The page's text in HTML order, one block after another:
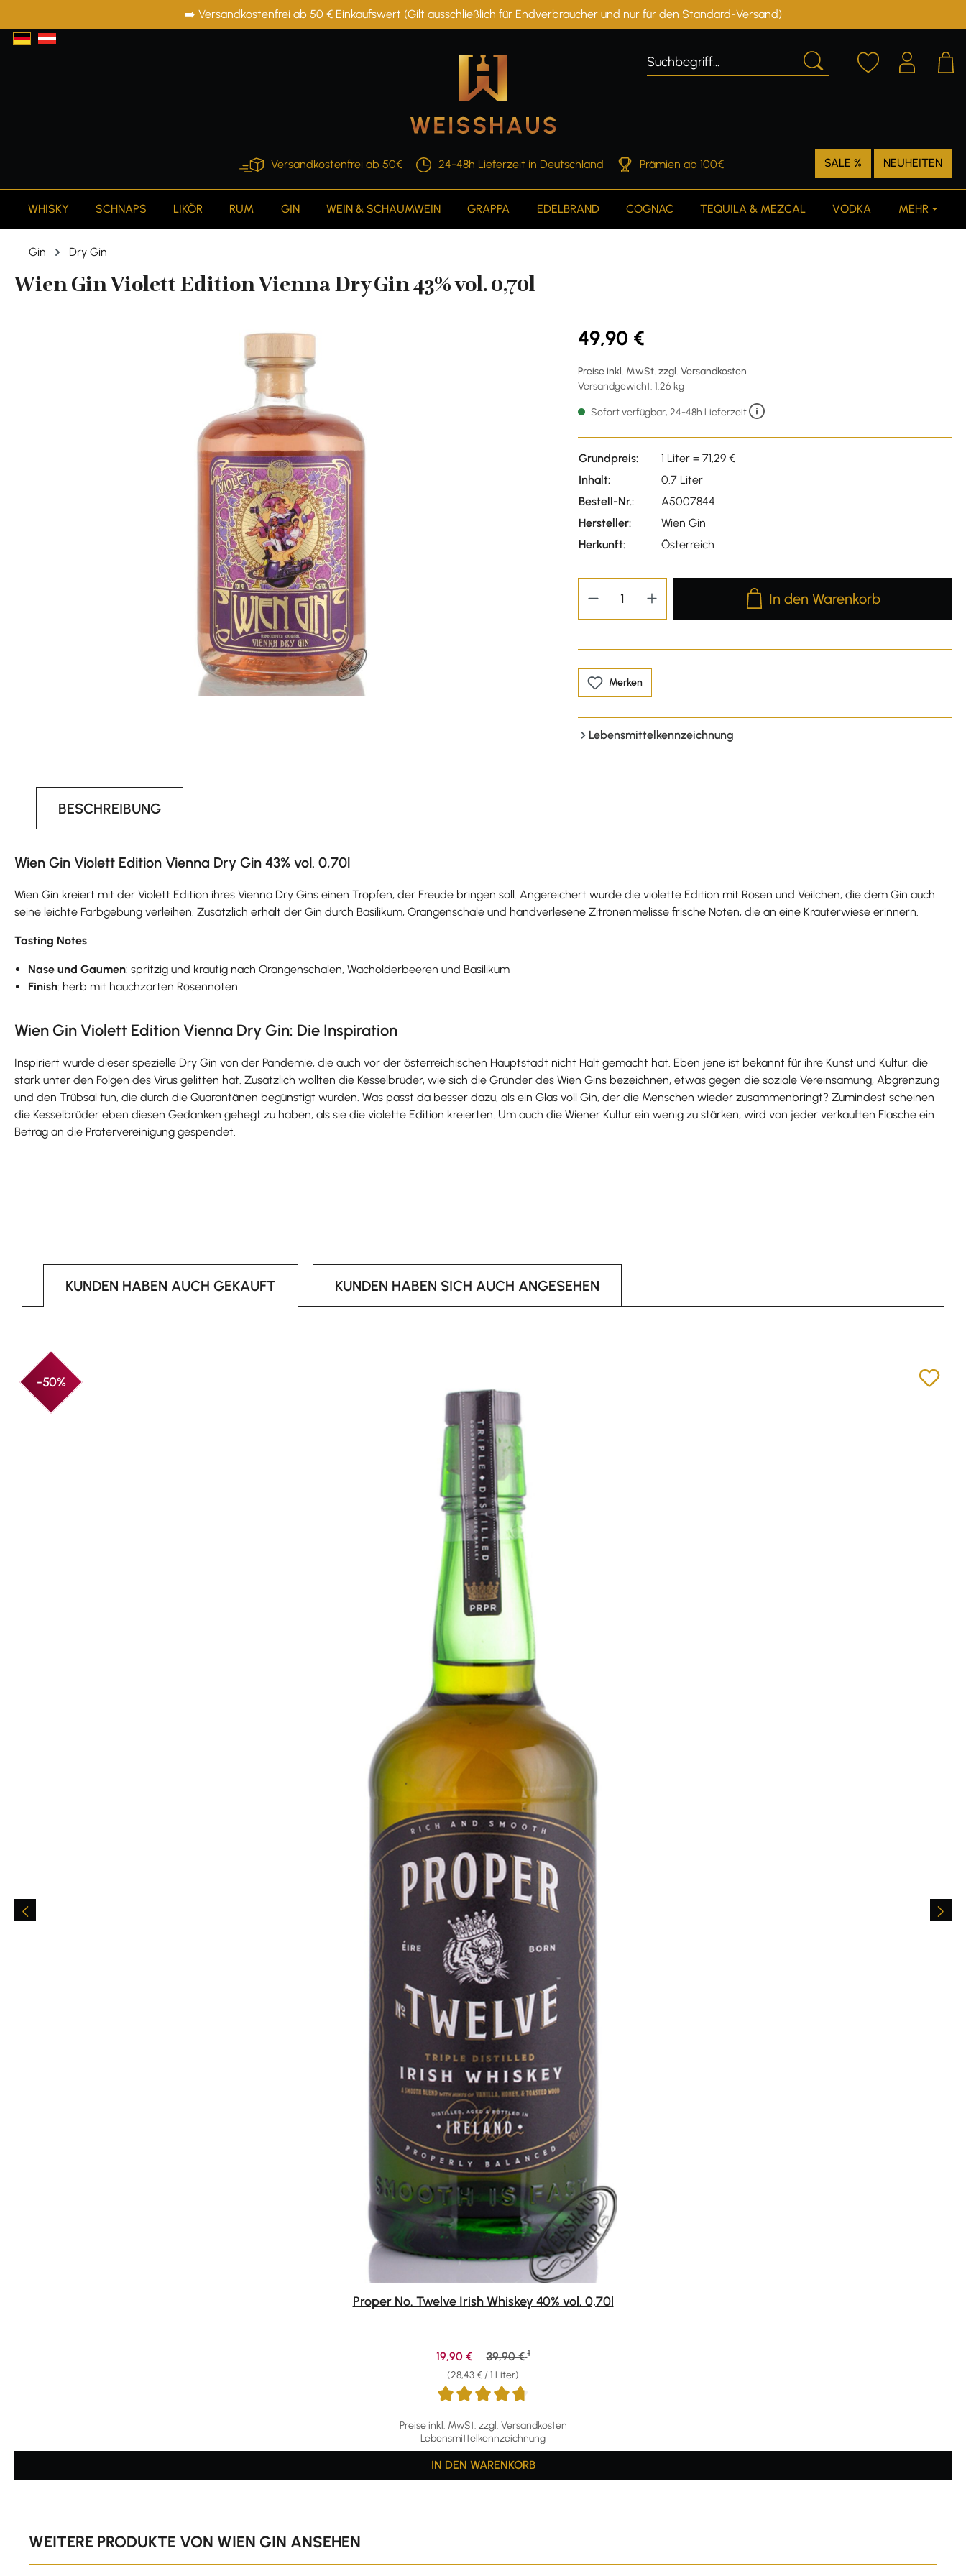
Zur Hauptnavigation springen➡️ Versandkostenfrei ab 50 € Einkaufswert (Gilt ausschließlich für Endverbraucher und nur für den Standard-Versand)
Versandkostenfrei ab 50€ 24-48h Lieferzeit in Deutschland Prämien ab 100€ SALE % NEUHEITEN
WHISKY SCHNAPS LIKÖR RUM GIN WEIN & SCHAUMWEIN GRAPPA EDELBRAND COGNAC TEQUILA & MEZCAL VODKA MEHR
Gin Dry Gin
Wien Gin Violett Edition Vienna Dry Gin 43% vol. 0,70l
49,90 €
Preise inkl. MwSt. zzgl. Versandkosten
Versandgewicht: 1.26 kg
Sofort verfügbar, 24-48h Lieferzeit
Grundpreis:
1 Liter = 71,29 €
Inhalt:
0.7 Liter
Bestell-Nr.:
A5007844
Hersteller:
Wien Gin
Herkunft:
Österreich
Produkt Anzahl: Gib den
In den Warenkorb
Merken
Lebensmittelkennzeichnung
BESCHREIBUNG
Wien Gin Violett Edition Vienna Dry Gin 43% vol. 0,70l
Wien Gin kreiert mit der Violett Edition ihres Vienna Dry Gins einen Tropfen, der Freude bringen soll. Angereichert wurde die violette Edition mit Rosen und Veilchen, die dem Gin auch
seine leichte Farbgebung verleihen. Zusätzlich erhält der Gin durch Basilikum, Orangenschale und handverlesene Zitronenmelisse frische Noten, die an eine Kräuterwiese erinnern.
Tasting Notes
Nase und Gaumen: spritzig und krautig nach Orangenschalen, Wacholderbeeren und Basilikum
Finish: herb mit hauchzarten Rosennoten
Wien Gin Violett Edition Vienna Dry Gin: Die Inspiration
Inspiriert wurde dieser spezielle Dry Gin von der Pandemie, die auch vor der österreichischen Hauptstadt nicht Halt gemacht hat. Eben jene ist bekannt für ihre Kunst und Kultur, die
stark unter den Folgen des Virus gelitten hat. Zusätzlich wollten die Kesselbrüder, wie sich die Gründer des Wien Gins bezeichnen, etwas gegen die soziale Vereinsamung, Abgrenzung
und den Trübsal tun, die durch die Quarantänen begünstigt wurden. Was passt da besser dazu, als ein Glas voll Gin, der die Menschen wieder zusammenbringt? Zumindest scheinen
die Kesselbrüder eben diesen Gedanken gehegt zu haben, als sie die violette Edition kreierten. Um auch die Wiener Kultur ein wenig zu stärken, wird von jeder verkauften Flasche ein
Betrag an die Pratervereinigung gespendet.
KUNDEN HABEN AUCH GEKAUFT KUNDEN HABEN SICH AUCH ANGESEHEN
-50%
Proper No. Twelve Irish Whiskey 40% vol. 0,70l
Preise inkl. MwSt. zzgl. Versandkosten
Lebensmittelkennzeichnung
(28,43 € / 1 Liter)
Verkaufspreis:
19,90 € Regulärer Preis:
39,90 € 1
IN DEN WARENKORB
WEITERE PRODUKTE VON WIEN GIN ANSEHEN